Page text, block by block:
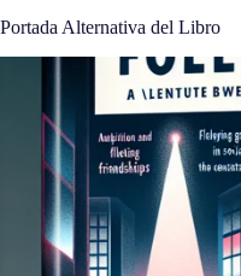
Portada Alternativa del Libro